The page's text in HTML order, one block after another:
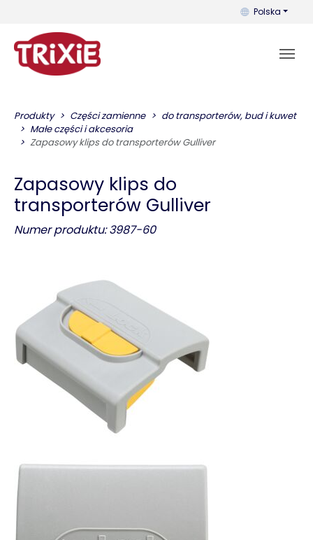
Możesz
Polska
Produkty Części zamienne
do transporterów, bud i kuwet
Małe części i akcesoria
Zapasowy klips do transporterów Gulliver
Zapasowy klips do
transporterów Gulliver
Numer produktu: 3987-60